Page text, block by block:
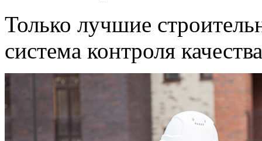
Только лучшие
система контроля